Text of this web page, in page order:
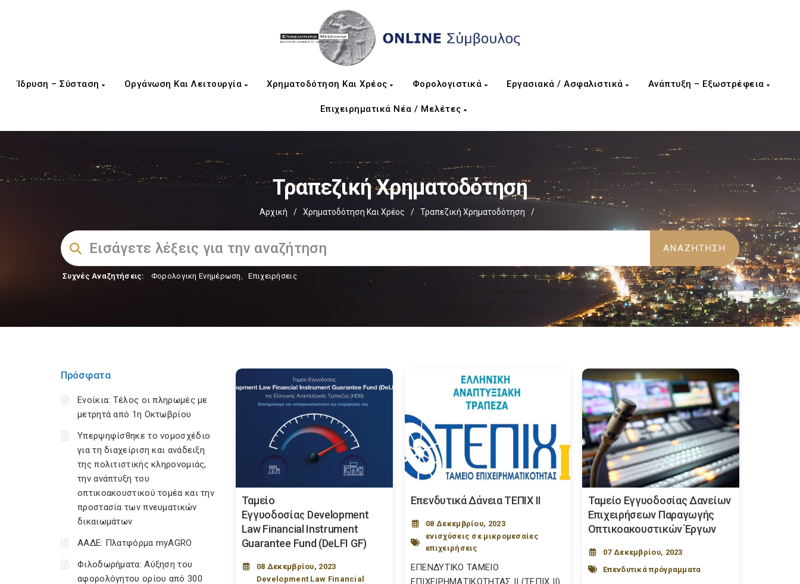
Ίδρυση – Σύσταση Οργάνωση Και Λειτουργία Χρηματοδότηση Και Χρέος Φορολογιστικά Εργασιακά / Ασφαλιστικά Ανάπτυξη – Εξωστρέφεια
Επιχειρηματικά Νέα / Μελέτες
Τραπεζική Χρηματοδότηση
Αρχική / Χρηματοδότηση Και Χρέος / Τραπεζική Χρηματοδότηση /
Συχνές Αναζητήσεις: Φορολογικη Ενημέρωση, Επιχειρήσεις
Πρόσφατα
Ενοίκια: Τέλος οι πληρωμές με
μετρητά από 1η Οκτωβρίου
Υπερψηφίσθηκε το νομοσχέδιο
για τη διαχείριση και ανάδειξη
της πολιτιστικής κληρονομιάς,
την ανάπτυξη του
οπτικοακουστικού τομέα και την
προστασία των πνευματικών
δικαιωμάτων
ΑΑΔΕ: Πλατφόρμα myAGRO
Φιλοδωρήματα: Αύξηση του
αφορολόγητου ορίου από 300
Ταμείο
Εγγυοδοσίας Development
Law Financial Instrument
Guarantee Fund (DeLFI GF)
08 Δεκεμβρίου, 2023
Development Law Financial
Επενδυτικά Δάνεια ΤΕΠΙΧ ΙΙ
08 Δεκεμβρίου, 2023
ενισχύσεις σε μικρομεσαίες
επιχειρήσεις
ΕΠΕΝΔΥΤΙΚΟ ΤΑΜΕΙΟ
ΕΠΙΧΕΙΡΗΜΑΤΙΚΟΤΗΤΑΣ ΙΙ (ΤΕΠΙΧ ΙΙ)
Ταμείο Εγγυοδοσίας Δανείων
Επιχειρήσεων Παραγωγής
Οπτικοακουστικών Έργων
07 Δεκεμβρίου, 2023
Επενδυτικά πρόγραμματα